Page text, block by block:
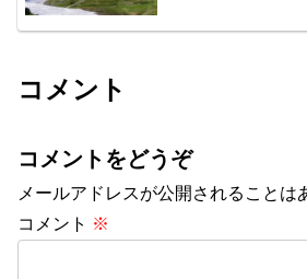
コメント
コメントをどうぞ
メールアドレスが公開されることは
コメント ※